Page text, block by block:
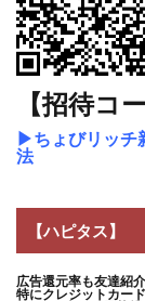
【招待コ
▶ちょびリッチ
法
【ハピタス】
広告還元率も友達紹
特にクレジットカー